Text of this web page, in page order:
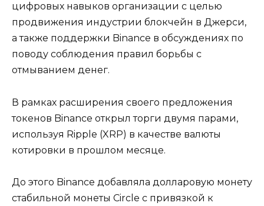
цифровых навыков организации с целью
продвижения индустрии блокчейн в Джерси,
а также поддержки Binance в обсуждениях по
поводу соблюдения правил борьбы с
отмыванием денег.
В рамках расширения своего предложения
токенов Binance открыл торги двумя парами,
используя Ripple (XRP) в качестве валюты
котировки в прошлом месяце.
До этого Binance добавляла долларовую монету
стабильной монеты Circle с привязкой к